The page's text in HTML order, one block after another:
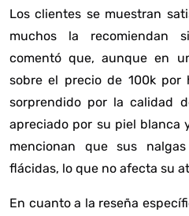
Los clientes se muestran
muchos la recomiendan
comentó que, aunque en
sobre el precio de 100k por
sorprendido por la calidad
apreciado por su piel blanca
mencionan que sus
flácidas, lo que no afecta su
En cuanto a la reseña